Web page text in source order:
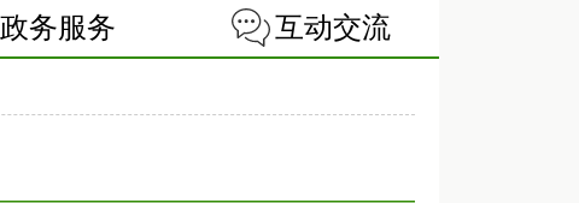
政务服务 互动交流